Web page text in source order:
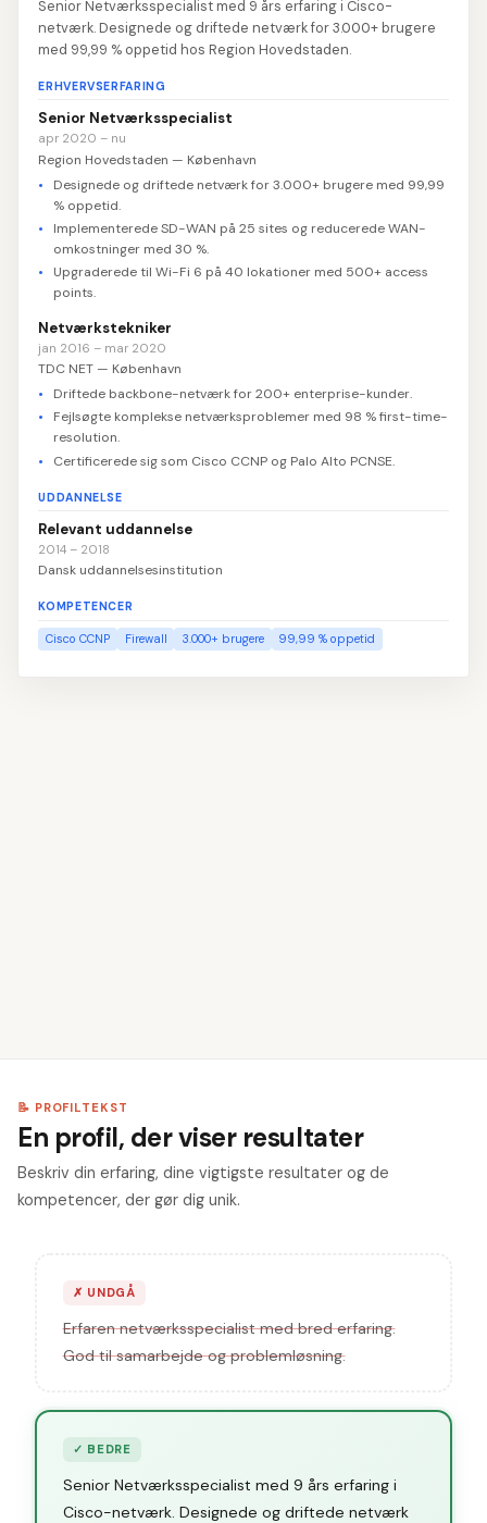
Senior Netværksspecialist med 9 års erfaring i Cisco-
netværk. Designede og driftede netværk for 3.000+ brugere
med 99,99 % oppetid hos Region Hovedstaden.
ERHVERVSERFARING
Senior Netværksspecialist
apr 2020 – nu
Region Hovedstaden — København
Designede og driftede netværk for 3.000+ brugere med 99,99
% oppetid.
Implementerede SD-WAN på 25 sites og reducerede WAN-
omkostninger med 30 %.
Upgraderede til Wi-Fi 6 på 40 lokationer med 500+ access
points.
Netværkstekniker
jan 2016 – mar 2020
TDC NET — København
Driftede backbone-netværk for 200+ enterprise-kunder.
Fejlsøgte komplekse netværksproblemer med 98 % first-time-
resolution.
Certificerede sig som Cisco CCNP og Palo Alto PCNSE.
UDDANNELSE
Relevant uddannelse
2014 – 2018
Dansk uddannelsesinstitution
KOMPETENCER
Cisco CCNP Firewall 3.000+ brugere 99,99 % oppetid
📝 PROFILTEKST
En profil, der viser resultater
Beskriv din erfaring, dine vigtigste resultater og de
kompetencer, der gør dig unik.
✗ UNDGÅ
Erfaren netværksspecialist med bred erfaring.
God til samarbejde og problemløsning.
✓ BEDRE
Senior Netværksspecialist med 9 års erfaring i
Cisco-netværk. Designede og driftede netværk